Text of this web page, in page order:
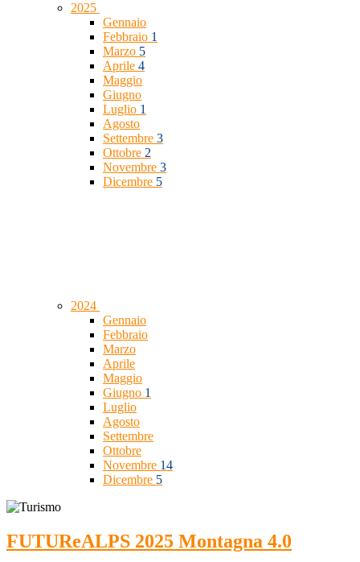
2025
Gennaio
Febbraio 1
Marzo 5
Aprile 4
Maggio
Giugno
Luglio 1
Agosto
Settembre 3
Ottobre 2
Novembre 3
Dicembre 5
2024
Gennaio
Febbraio
Marzo
Aprile
Maggio
Giugno 1
Luglio
Agosto
Settembre
Ottobre
Novembre 14
Dicembre 5
FUTUReALPS 2025 Montagna 4.0